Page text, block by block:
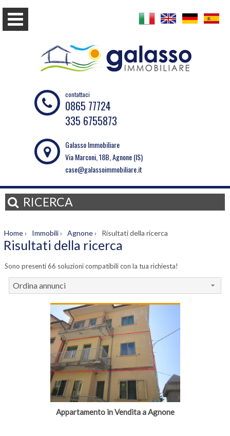
contattaci
0865 77724
335 6755873
Galasso Immobiliare
Via Marconi, 18B, Agnone (IS)
case@galassoimmobiliare.it
RICERCA
Home› Immobili› Agnone› Risultati della ricerca
Risultati della ricerca
Sono presenti 66 soluzioni compatibili con la tua richiesta!
Ordina annunci
Appartamento in Vendita a Agnone